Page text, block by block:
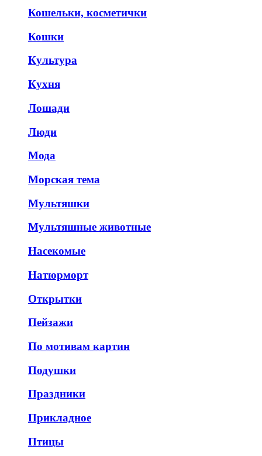
Кошельки, косметички
Кошки
Культура
Кухня
Лошади
Люди
Мода
Морская тема
Мультяшки
Мультяшные животные
Насекомые
Натюрморт
Открытки
Пейзажи
По мотивам картин
Подушки
Праздники
Прикладное
Птицы